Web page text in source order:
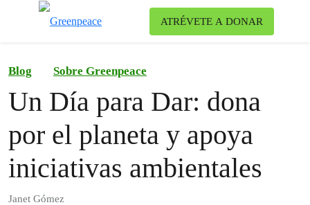
ATRÉVETE A DONAR
Blog Sobre Greenpeace
Un Día para Dar: dona
por el planeta y apoya
iniciativas ambientales
Janet Gómez